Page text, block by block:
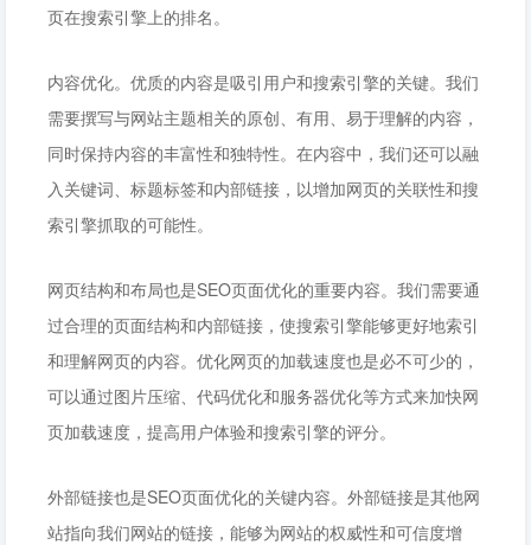
页在搜索引擎上的排名。
内容优化。优质的内容是吸引用户和搜索引擎的关键。我们
需要撰写与网站主题相关的原创、有用、易于理解的内容，
同时保持内容的丰富性和独特性。在内容中，我们还可以融
入关键词、标题标签和内部链接，以增加网页的关联性和搜
索引擎抓取的可能性。
网页结构和布局也是SEO页面优化的重要内容。我们需要通
过合理的页面结构和内部链接，使搜索引擎能够更好地索引
和理解网页的内容。优化网页的加载速度也是必不可少的，
可以通过图片压缩、代码优化和服务器优化等方式来加快网
页加载速度，提高用户体验和搜索引擎的评分。
外部链接也是SEO页面优化的关键内容。外部链接是其他网
站指向我们网站的链接，能够为网站的权威性和可信度增